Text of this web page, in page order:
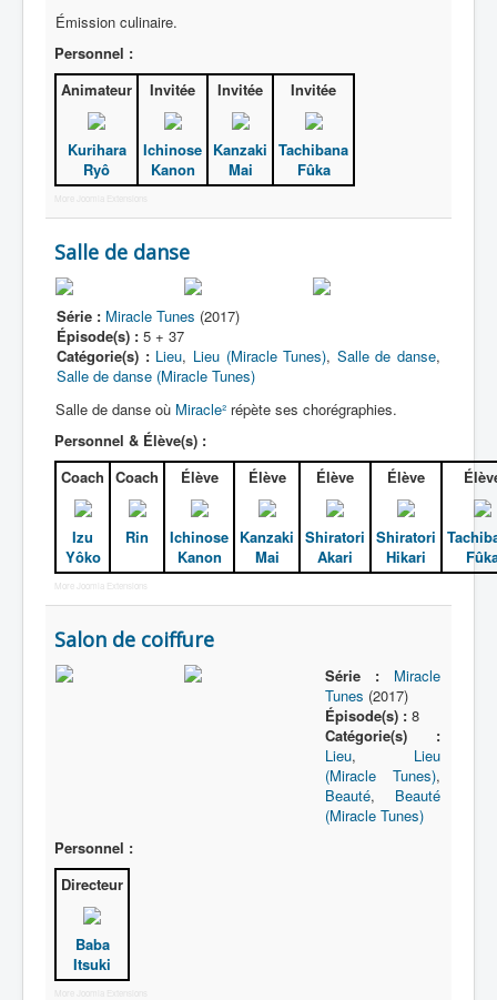
Émission culinaire.
Personnel :
Animateur
Kurihara
Ryô
Invitée
Ichinose
Kanon
Invitée
Kanzaki
Mai
Invitée
Tachibana
Fûka
More Joomla Extensions
Salle de danse
Série : Miracle Tunes (2017)
Épisode(s) : 5 + 37
Catégorie(s) : Lieu, Lieu (Miracle Tunes), Salle de danse,
Salle de danse (Miracle Tunes)
Salle de danse où Miracle² répète ses chorégraphies.
Personnel & Élève(s) :
Coach
Izu
Yôko
Coach
Rin
Élève
Ichinose
Kanon
Élève
Kanzaki
Mai
Élève
Shiratori
Akari
Élève
Shiratori
Hikari
More Joomla Extensions
Salon de coiffure
Série :
Miracle
Tunes (2017)
Épisode(s) :8
Catégorie(s) :
Lieu, Lieu
(Miracle Tunes),
Beauté, Beauté
(Miracle Tunes)
Personnel :
Directeur
Baba
Itsuki
More Joomla Extensions